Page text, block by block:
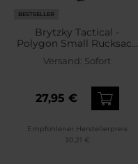
BESTSELLER
Brytzky Tactical -
Polygon Small Rucksack
20 l - Olive
Versand: Sofort
27,95 €
Empfohlener Herstellerpreis
30,21 €